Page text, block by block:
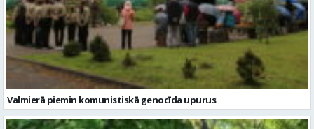
Valmierā piemin komunistiskā genocīda upurus